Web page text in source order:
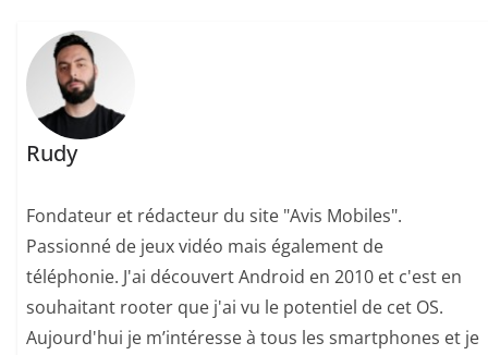
Rudy
Fondateur et rédacteur du site "Avis Mobiles".
Passionné de jeux vidéo mais également de
téléphonie. J'ai découvert Android en 2010 et c'est en
souhaitant rooter que j'ai vu le potentiel de cet OS.
Aujourd'hui je m’intéresse à tous les smartphones et je